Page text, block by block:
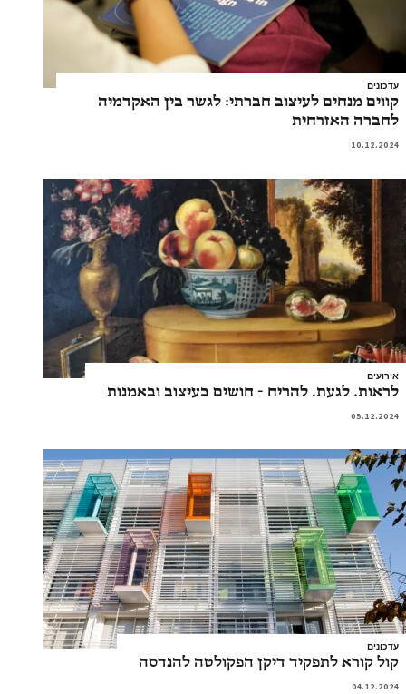
עדכונים
קווים מנחים לעיצוב חברתי: לגשר בין האקדמיה
לחברה האזרחית
10.12.2024
אירועים
לראות. לגעת. להריח - חושים בעיצוב ובאמנות
05.12.2024
עדכונים
קול קורא לתפקיד דיקן הפקולטה להנדסה
04.12.2024